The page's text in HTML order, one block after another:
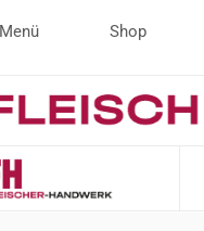
Menü Shop